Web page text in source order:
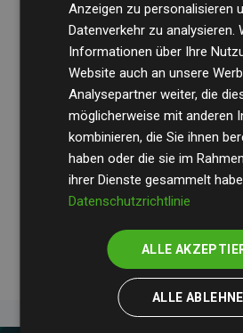
Die
regelmäßig unsere Berechnungen
Transparenz und Verlässlichkeit
Ihre Prüfungen belegen, dass
Klimaschutzprojekte im
geschätzten CO₂-Emissionen
Websites kompensieren – ein
messbare Klimawirkung unseres
Anzeigen zu personalisieren
Datenverkehr zu analysieren.
Informationen über Ihre
Website auch an unsere
Analysepartner weiter, die
möglicherweise mit anderen
kombinieren, die Sie ihnen
haben oder die sie im
ihrer Dienste gesammelt
Datenschutzrichtlinie
ALLE
ALLE